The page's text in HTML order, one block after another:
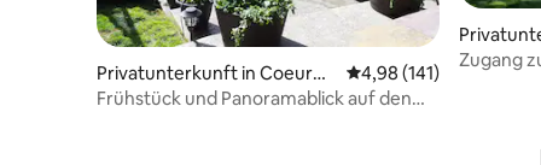
Privatunterkunft in Coeur
d'Alene
Durchschnittliche
4,98 (141)
Frühstück und Panoramablick auf den
Zugang